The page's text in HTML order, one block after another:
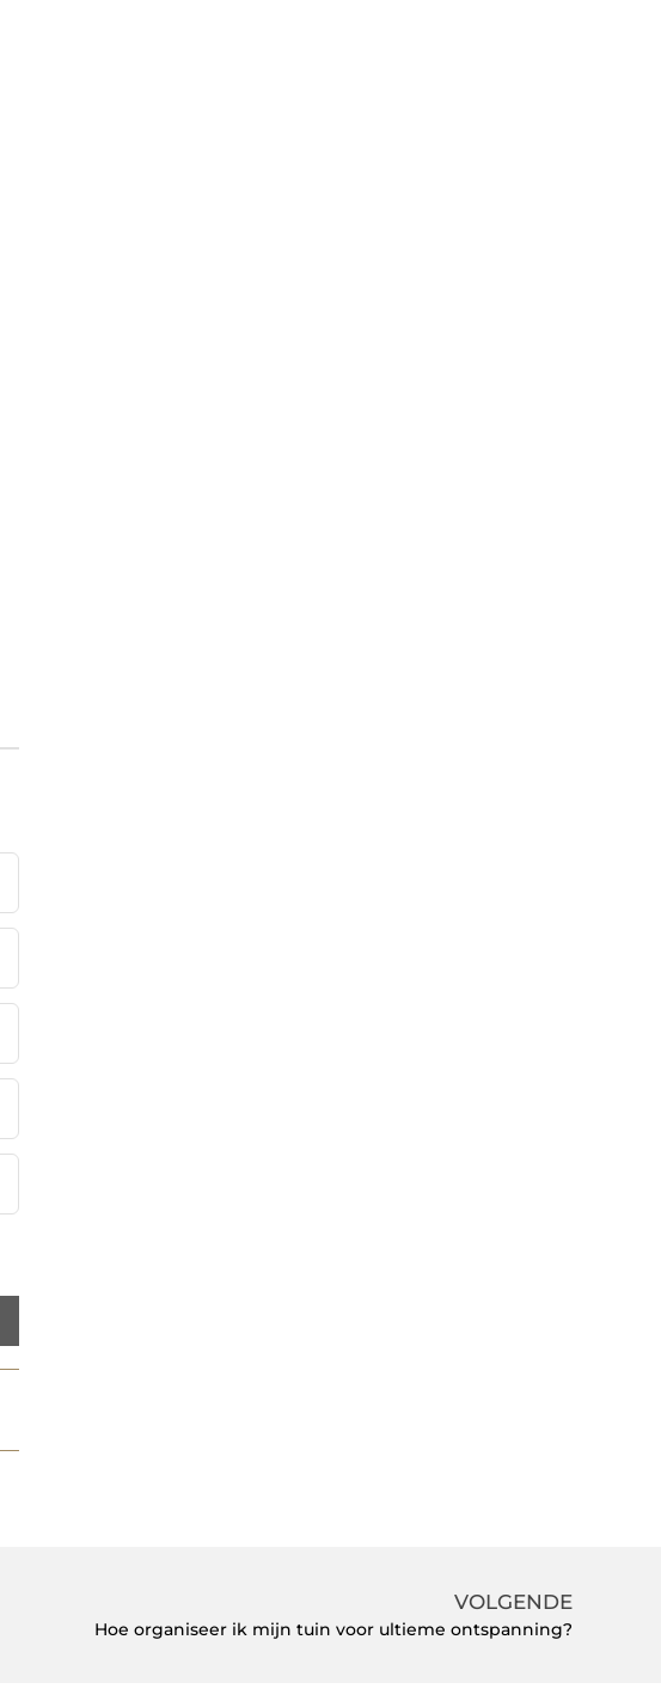
VOLGENDE
Hoe organiseer ik mijn tuin voor ultieme ontspanning?